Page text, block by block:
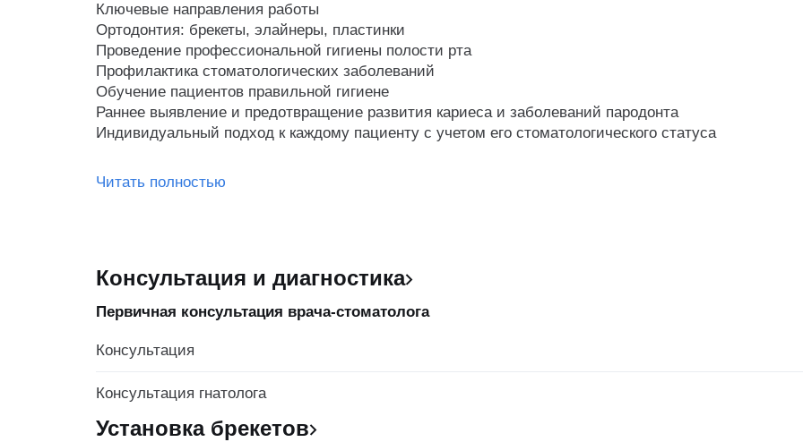
Ключевые направления работы
Ортодонтия: брекеты, элайнеры, пластинки
Проведение профессиональной гигиены полости рта
Профилактика стоматологических заболеваний
Обучение пациентов правильной гигиене
Раннее выявление и предотвращение развития кариеса и заболеваний пародонта
Индивидуальный подход к каждому пациенту с учетом его стоматологического статуса
Читать полностью
Консультация и диагностика
Первичная консультация врача-стоматолога
Консультация
Консультация гнатолога
Установка брекетов